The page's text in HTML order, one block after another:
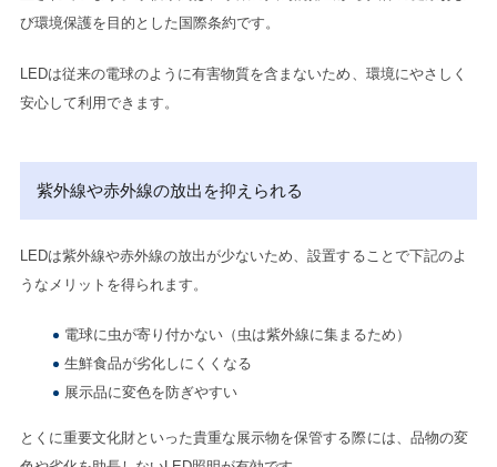
び環境保護を目的とした国際条約です。
LEDは従来の電球のように有害物質を含まないため、環境にやさしく
安心して利用できます。
紫外線や赤外線の放出を抑えられる
LEDは紫外線や赤外線の放出が少ないため、設置することで下記のよ
うなメリットを得られます。
電球に虫が寄り付かない（虫は紫外線に集まるため）
生鮮食品が劣化しにくくなる
展示品に変色を防ぎやすい
とくに重要文化財といった貴重な展示物を保管する際には、品物の変